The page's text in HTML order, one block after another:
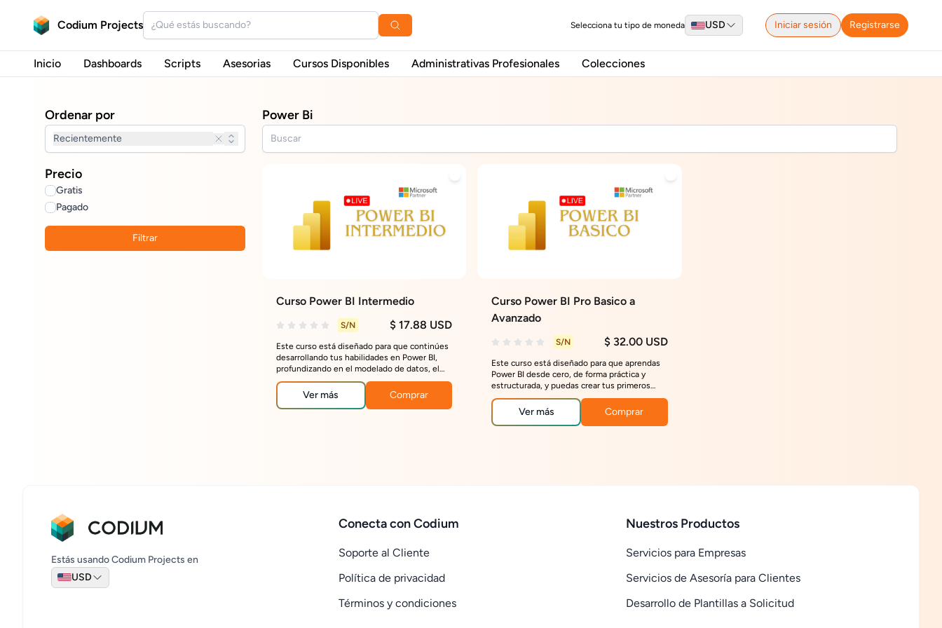
Codium Projects Selecciona tu tipo de moneda USD Iniciar sesión Registrarse
Inicio Dashboards Scripts Asesorias Cursos Disponibles Administrativas Profesionales Colecciones
Ordenar por
Recientemente
Precio
Gratis
Pagado
Filtrar
Power Bi
Curso Power BI Intermedio
S/N $ 17.88 USD
Este curso está diseñado para que continúes
desarrollando tus habilidades en Power BI,
profundizando en el modelado de datos, el
uso del lenguaje DAX y la creación de
dashboards interactivos.
Ver más Comprar
Curso Power BI Pro Basico a
Avanzado
S/N $ 32.00 USD
Este curso está diseñado para que aprendas
Power BI desde cero, de forma práctica y
estructurada, y puedas crear tus primeros
reportes y dashboards profesionales desde la
primera semana.
Ver más Comprar
Estás usando Codium Projects en
USD
Conecta con Codium
Soporte al Cliente
Política de privacidad
Términos y condiciones
Nuestros Productos
Servicios para Empresas
Servicios de Asesoría para Clientes
Desarrollo de Plantillas a Solicitud